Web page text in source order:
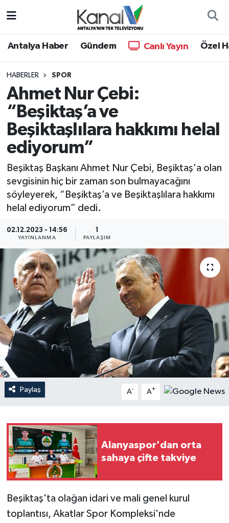
Antalya Haber Gündem Canlı Yayın Özel
HABERLER SPOR
Ahmet Nur Çebi:
“Beşiktaş’a ve
Beşiktaşlılara hakkımı helal
ediyorum”
Beşiktaş Başkanı Ahmet Nur Çebi, Beşiktaş'a olan
sevgisinin hiç bir zaman son bulmayacağını
söyleyerek, “Beşiktaş’a ve Beşiktaşlılara hakkımı
helal ediyorum” dedi.
02.12.2023 - 14:56
YAYINLANMA
1
PAYLAŞIM
Paylaş A- A+
Alanyaspor'dan orta
sahaya çifte takviye
Beşiktaş'ta olağan idari ve mali genel kurul
toplantısı, Akatlar Spor Kompleksi'nde
Antalya Haber
Dünya
Eğitim
Ekonomi
Gündem
Günün Manşetleri
Haberler
KANALV Spor
Kültür Sanat
Magazin
Öğle Bülteni
Sağlık
Sosyal medya
Spor
Teknoloji
Televizyon
Hava Durumu
Trafik Durumu
Süper Lig Puan Durumu ve Fikstür
Tüm Manşetler
Son Dakika Haberleri
Haber Arşivi